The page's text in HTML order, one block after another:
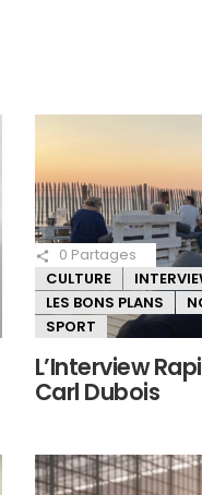
0 Partages
CULTURE
LES BONS PLANS
SPORT
L’Interview
Carl Dubois